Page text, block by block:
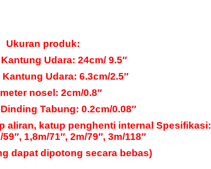
Ukuran produk:
Udara: 24cm/ 9.5″
Kantung Udara: 6.3cm/2.5″
nosel: 2cm/0.8″
Tabung: 0.2cm/0.08″
aliran, katup penghenti internal Spesifikasi:
1,8m/71″, 2m/79″, 3m/118″
dapat dipotong secara bebas)